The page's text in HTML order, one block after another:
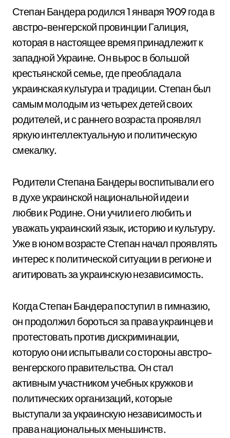
Степан Бандера родился 1 января 1909 года в
австро-венгерской провинции Галиция,
которая в настоящее время принадлежит к
западной Украине. Он вырос в большой
крестьянской семье, где преобладала
украинская культура и традиции. Степан был
самым молодым из четырех детей своих
родителей, и с раннего возраста проявлял
яркую интеллектуальную и политическую
смекалку.
Родители Степана Бандеры воспитывали его
в духе украинской национальной идеи и
любви к Родине. Они учили его любить и
уважать украинский язык, историю и культуру.
Уже в юном возрасте Степан начал проявлять
интерес к политической ситуации в регионе и
агитировать за украинскую независимость.
Когда Степан Бандера поступил в гимназию,
он продолжил бороться за права украинцев и
протестовать против дискриминации,
которую они испытывали со стороны австро-
венгерского правительства. Он стал
активным участником учебных кружков и
политических организаций, которые
выступали за украинскую независимость и
права национальных меньшинств.